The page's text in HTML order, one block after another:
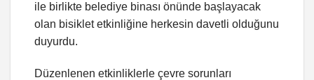
ile birlikte belediye binası önünde başlayacak
olan bisiklet etkinliğine herkesin davetli olduğunu
duyurdu.
Düzenlenen etkinliklerle çevre sorunları